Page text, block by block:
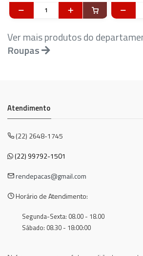
Ver mais produtos do
Roupas
Atendimento
(22) 2648-1745
(22) 99792-1501
rendepacas@gmail.com
Horário de Atendimento:
Segunda-Sexta: 08.00 - 18.00
Sábado: 08.30 - 18:00:00